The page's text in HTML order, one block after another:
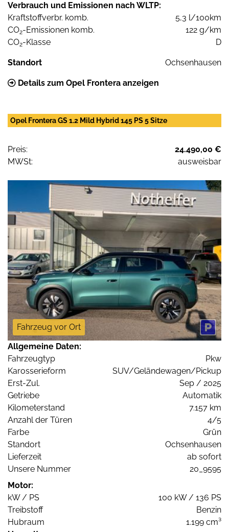
Verbrauch und Emissionen nach WLTP:
Kraftstoffverbr. komb.
5,3 l/100km
CO2-Emissionen komb.
122 g/km
CO2-Klasse D
Standort Ochsenhausen
Details zum Opel Frontera anzeigen
Opel Frontera GS 1.2 Mild Hybrid 145 PS 5 Sitze
Preis:
24.490,00 €
MWSt:
ausweisbar
Fahrzeug vor Ort
Allgemeine Daten:
Fahrzeugtyp
Pkw
Karosserieform
SUV/Geländewagen/Pickup
Erst-Zul.
Sep / 2025
Getriebe
Automatik
Kilometerstand
7.157 km
Anzahl der Türen
4/5
Farbe
Grün
Standort
Ochsenhausen
Lieferzeit
ab sofort
Unsere Nummer
20_9595
Motor:
kW / PS
100 kW / 136 PS
Treibstoff
Benzin
Hubraum
1.199 cm³